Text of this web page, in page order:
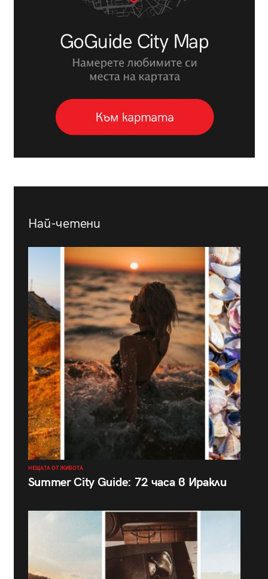
Най-четени
НЕЩАТА ОТ ЖИВОТА
Summer City Guide: 72 часа в Иракли